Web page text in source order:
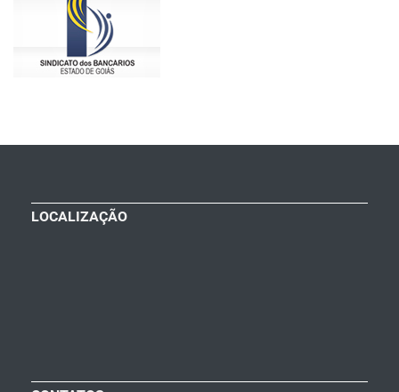
LOCALIZAÇÃO